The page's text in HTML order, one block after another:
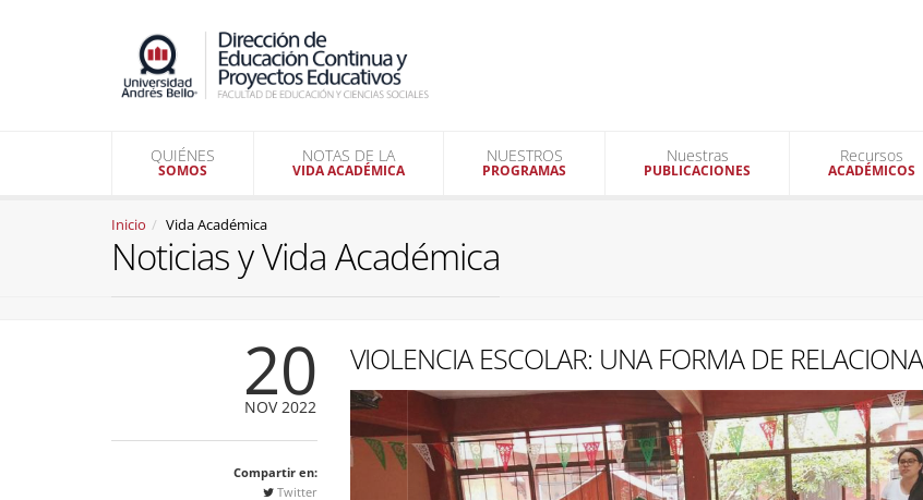
QUIÉNES
SOMOS
NOTAS DE LA
VIDA ACADÉMICA
NUESTROS
PROGRAMAS
Nuestras
PUBLICACIONES
Recursos
ACADÉMICOS
Inicio Vida Académica
Noticias y Vida Académica
20
NOV 2022
Compartir en:
Twitter
VIOLENCIA ESCOLAR: UNA FORMA DE